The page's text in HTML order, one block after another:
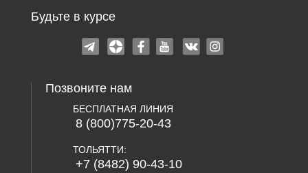
Будьте в курсе
Позвоните нам
БЕСПЛАТНАЯ ЛИНИЯ
8 (800)775-20-43
ТОЛЬЯТТИ:
+7 (8482) 90-43-10